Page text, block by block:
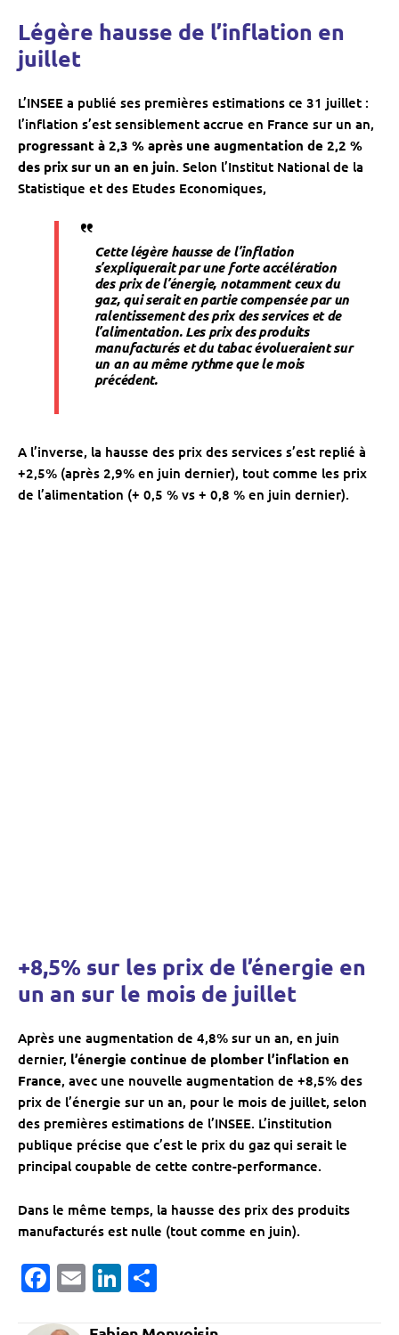
Légère hausse de l’inflation en
juillet
L’INSEE a publié ses premières estimations ce 31 juillet :
l’inflation s’est sensiblement accrue en France sur un an,
progressant à 2,3 % après une augmentation de 2,2 %
des prix sur un an en juin. Selon l’Institut National de la
Statistique et des Etudes Economiques,
Cette légère hausse de l’inflation
s’expliquerait par une forte accélération
des prix de l’énergie, notamment ceux du
gaz, qui serait en partie compensée par un
ralentissement des prix des services et de
l’alimentation. Les prix des produits
manufacturés et du tabac évolueraient sur
un an au même rythme que le mois
précédent.
A l’inverse, la hausse des prix des services s’est replié à
+2,5% (après 2,9% en juin dernier), tout comme les prix
de l’alimentation (+ 0,5 % vs + 0,8 % en juin dernier).
+8,5% sur les prix de l’énergie en
un an sur le mois de juillet
Après une augmentation de 4,8% sur un an, en juin
dernier, l’énergie continue de plomber l’inflation en
France, avec une nouvelle augmentation de +8,5% des
prix de l’énergie sur un an, pour le mois de juillet, selon
des premières estimations de l’INSEE. L’institution
publique précise que c’est le prix du gaz qui serait le
principal coupable de cette contre-performance.
Dans le même temps, la hausse des prix des produits
manufacturés est nulle (tout comme en juin).
Facebook
EmailLinkedIn